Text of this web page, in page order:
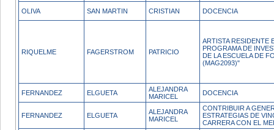
OLIVA SAN MARTIN CRISTIAN DOCENCIA
RIQUELME FAGERSTROM PATRICIO
ARTISTA RESIDENTE
PROGRAMA DE
DE LA ESCUELA DE
(MAG2093)"
FERNANDEZ ELGUETA
ALEJANDRA
MARICEL
DOCENCIA
FERNANDEZ ELGUETA
ALEJANDRA
MARICEL
CONTRIBUIR A
ESTRATEGIAS DE
CARRERA CON EL